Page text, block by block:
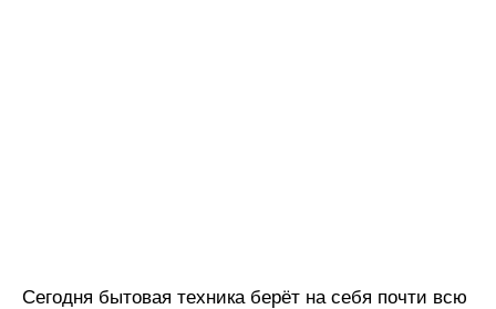
Сегодня бытовая техника берёт на себя почти всю